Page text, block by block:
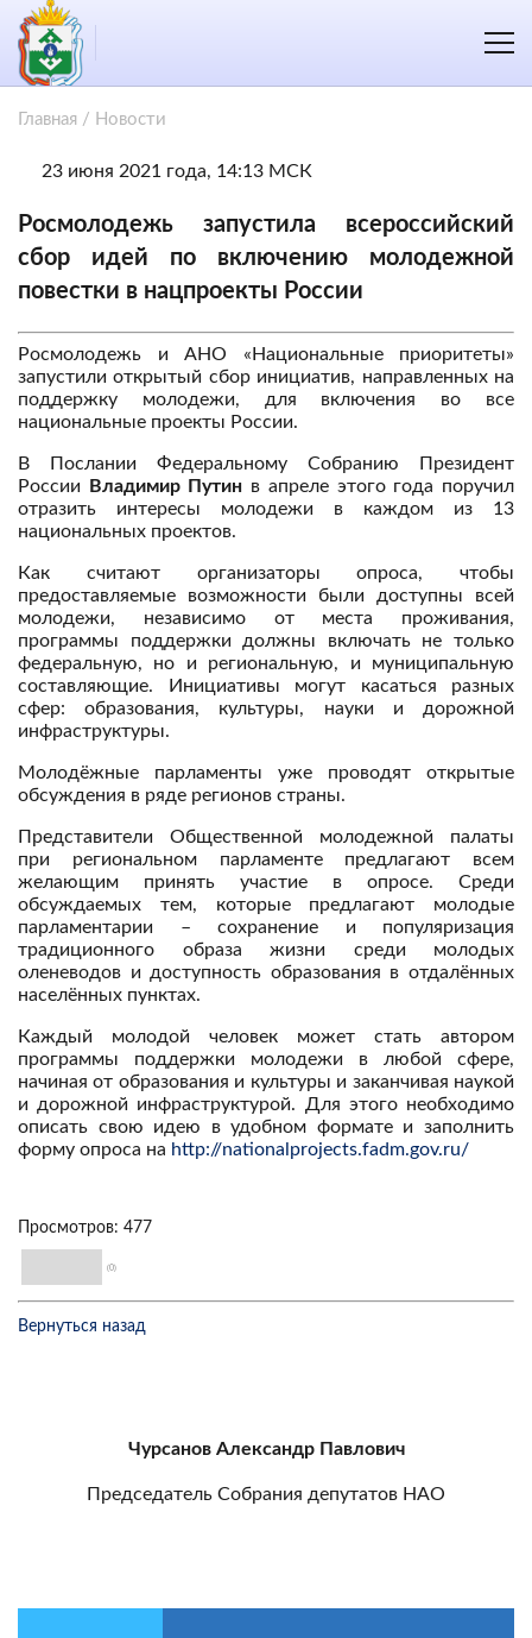
Главная / Новости
23 июня 2021 года, 14:13 МСК
Росмолодежь запустила всероссийский
сбор идей по включению молодежной
повестки в нацпроекты России
Росмолодежь и АНО «Национальные приоритеты»
запустили открытый сбор инициатив, направленных на
поддержку молодежи, для включения во все
национальные проекты России.
В Послании Федеральному Собранию Президент
России
Владимир Путин в апреле этого года поручил
отразить интересы молодежи в каждом из 13
национальных проектов.
Как считают организаторы опроса, чтобы
предоставляемые возможности были доступны всей
молодежи, независимо от места проживания,
программы поддержки должны включать не только
федеральную, но и региональную, и муниципальную
составляющие. Инициативы могут касаться разных
сфер: образования, культуры, науки и дорожной
инфраструктуры.
Молодёжные парламенты уже проводят открытые
обсуждения в ряде регионов страны.
Представители Общественной молодежной палаты
при региональном парламенте предлагают всем
желающим принять участие в опросе. Среди
обсуждаемых тем, которые предлагают молодые
парламентарии – сохранение и популяризация
традиционного образа жизни среди молодых
оленеводов и доступность образования в отдалённых
населённых пунктах.
Каждый молодой человек может стать автором
программы поддержки молодежи в любой сфере,
начиная от образования и культуры и заканчивая наукой
и дорожной инфраструктурой. Для этого необходимо
описать свою идею в удобном формате и заполнить
форму опроса на http://nationalprojects.fadm.gov.ru/
Просмотров: 477
(0)
Вернуться назад
Чурсанов Александр Павлович
Председатель Собрания депутатов НАО